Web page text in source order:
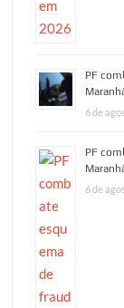
PF
6 de
PF
6 de